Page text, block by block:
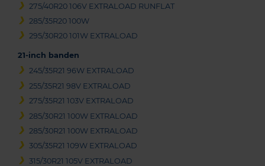
275/40R20 106V EXTRALOAD RUNFLAT
285/35R20 100W
295/30R20 101W EXTRALOAD
21-inch banden
245/35R21 96W EXTRALOAD
255/35R21 98V EXTRALOAD
275/35R21 103V EXTRALOAD
285/30R21 100W EXTRALOAD
285/30R21 100W EXTRALOAD
305/35R21 109W EXTRALOAD
315/30R21 105V EXTRALOAD